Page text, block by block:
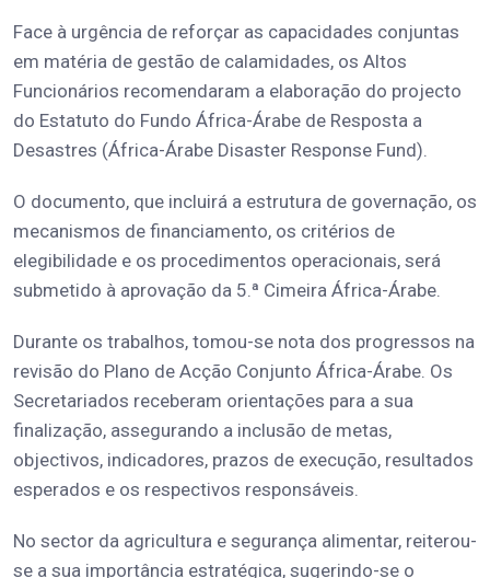
Face à urgência de reforçar as capacidades conjuntas
em matéria de gestão de calamidades, os Altos
Funcionários recomendaram a elaboração do projecto
do Estatuto do Fundo África-Árabe de Resposta a
Desastres (África-Árabe Disaster Response Fund).
O documento, que incluirá a estrutura de governação, os
mecanismos de financiamento, os critérios de
elegibilidade e os procedimentos operacionais, será
submetido à aprovação da 5.ª Cimeira África-Árabe.
Durante os trabalhos, tomou-se nota dos progressos na
revisão do Plano de Acção Conjunto África-Árabe. Os
Secretariados receberam orientações para a sua
finalização, assegurando a inclusão de metas,
objectivos, indicadores, prazos de execução, resultados
esperados e os respectivos responsáveis.
No sector da agricultura e segurança alimentar, reiterou-
se a sua importância estratégica, sugerindo-se o